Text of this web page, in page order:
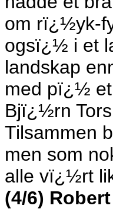
om rï¿½yk-
ogsï¿½ i et
landskap
med pï¿½ et
Bjï¿½rn
Tilsammen
men som
alle vï¿½rt
(4/6)